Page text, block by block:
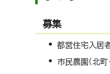
募集
都営住宅入居
市民農園（北町